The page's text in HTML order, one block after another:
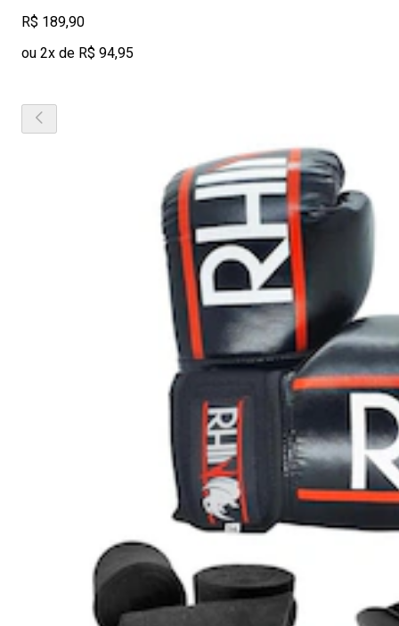
R$ 189,90
ou 2x de R$ 94,95